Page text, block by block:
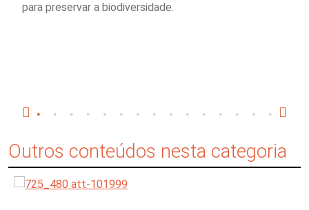
para preservar a biodiversidade.
Outros conteúdos nesta categoria